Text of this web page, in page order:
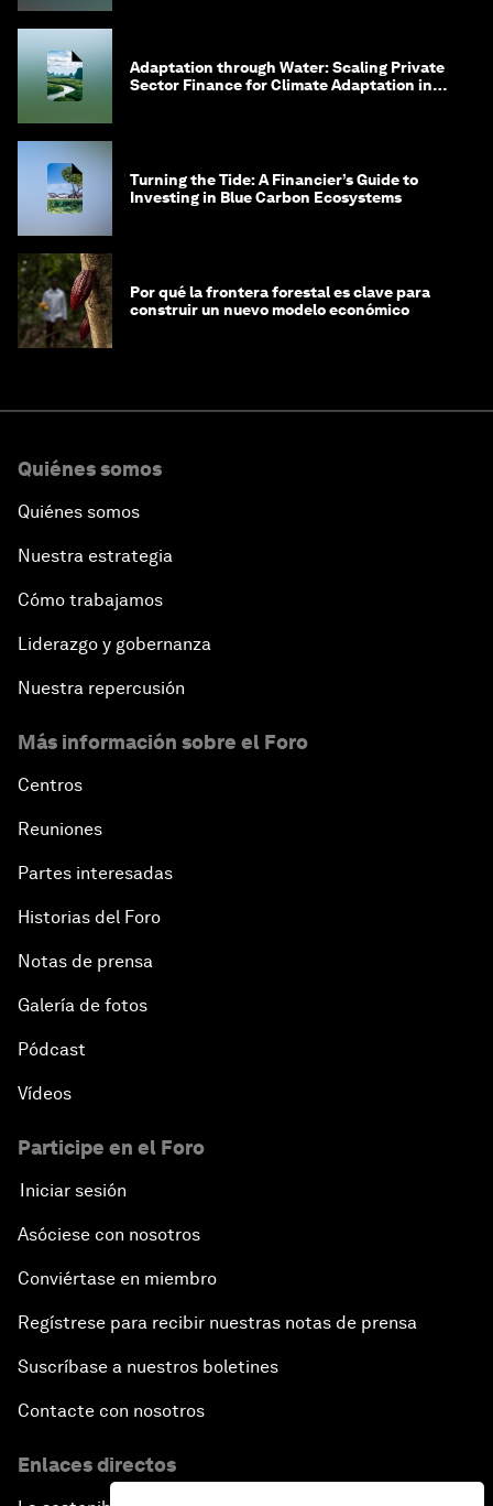
Adaptation through Water: Scaling Private
Sector Finance for Climate Adaptation in
Turning the Tide: A Financier’s Guide to
Investing in Blue Carbon Ecosystems
Por qué la frontera forestal es clave para
construir un nuevo modelo económico
Quiénes somos
Quiénes somos
Nuestra estrategia
Cómo trabajamos
Liderazgo y gobernanza
Nuestra repercusión
Más información sobre el Foro
Centros
Reuniones
Partes interesadas
Historias del Foro
Notas de prensa
Galería de fotos
Pódcast
Vídeos
Participe en el Foro
Iniciar sesión
Asóciese con nosotros
Conviértase en miembro
Regístrese para recibir nuestras notas de prensa
Suscríbase a nuestros boletines
Contacte con nosotros
Enlaces directos